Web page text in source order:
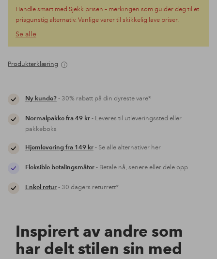
Handle smart med Sjekk prisen – merkingen som guider deg til et
prisgunstig alternativ. Vanlige varer til skikkelig lave priser.
Se alle
Produkterklæring
Ny kunde?- 30% rabatt på din dyreste vare*
Normalpakke fra 49 kr- Leveres til utleveringssted eller
pakkeboks
Hjemlevering fra 149 kr- Se alle alternativer her
Fleksible betalingsmåter- Betale nå, senere eller dele opp
Enkel retur- 30 dagers returrett*
Inspirert av andre som
har delt stilen sin med